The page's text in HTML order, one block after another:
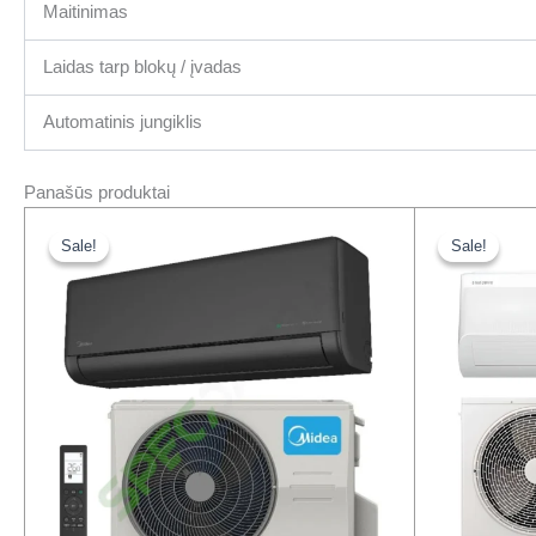
Maitinimas
Laidas tarp blokų / įvadas
Automatinis jungiklis
Panašūs produktai
Sale!
Sale!
775,00 €.
is:
Sale!
Sale!